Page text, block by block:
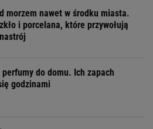
morzem nawet w środku miasta.
i porcelana, które przywołują
perfumy do domu. Ich zapach
godzinami